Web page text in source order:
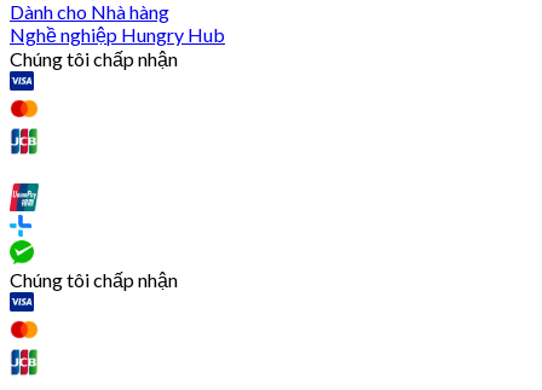
Dành cho Nhà hàng
Nghề nghiệp Hungry Hub
Chúng tôi chấp nhận
Chúng tôi chấp nhận